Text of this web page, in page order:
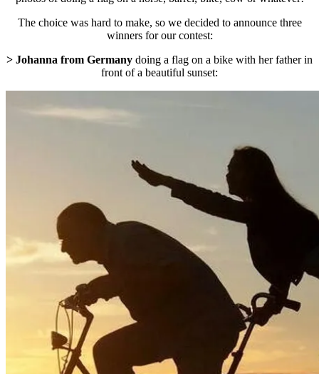
The choice was hard to make, so we decided to announce three
winners for our contest:
> Johanna from Germany doing a flag on a bike with her father in
front of a beautiful sunset: